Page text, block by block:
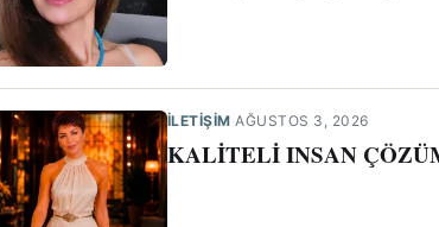
İLETIŞIM·AĞUSTOS 3, 2026
KALİTELİ INSAN